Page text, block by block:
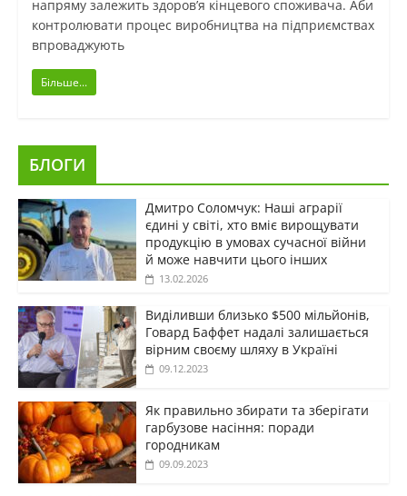
напряму залежить здоров’я кінцевого споживача. Аби
контролювати процес виробництва на підприємствах
впроваджують
Більше...
БЛОГИ
Дмитро Соломчук: Наші аграрії
єдині у світі, хто вміє вирощувати
продукцію в умовах сучасної війни
й може навчити цього інших
13.02.2026
Виділивши близько $500 мільйонів,
Говард Баффет надалі залишається
вірним своєму шляху в Україні
09.12.2023
Як правильно збирати та зберігати
гарбузове насіння: поради
городникам
09.09.2023